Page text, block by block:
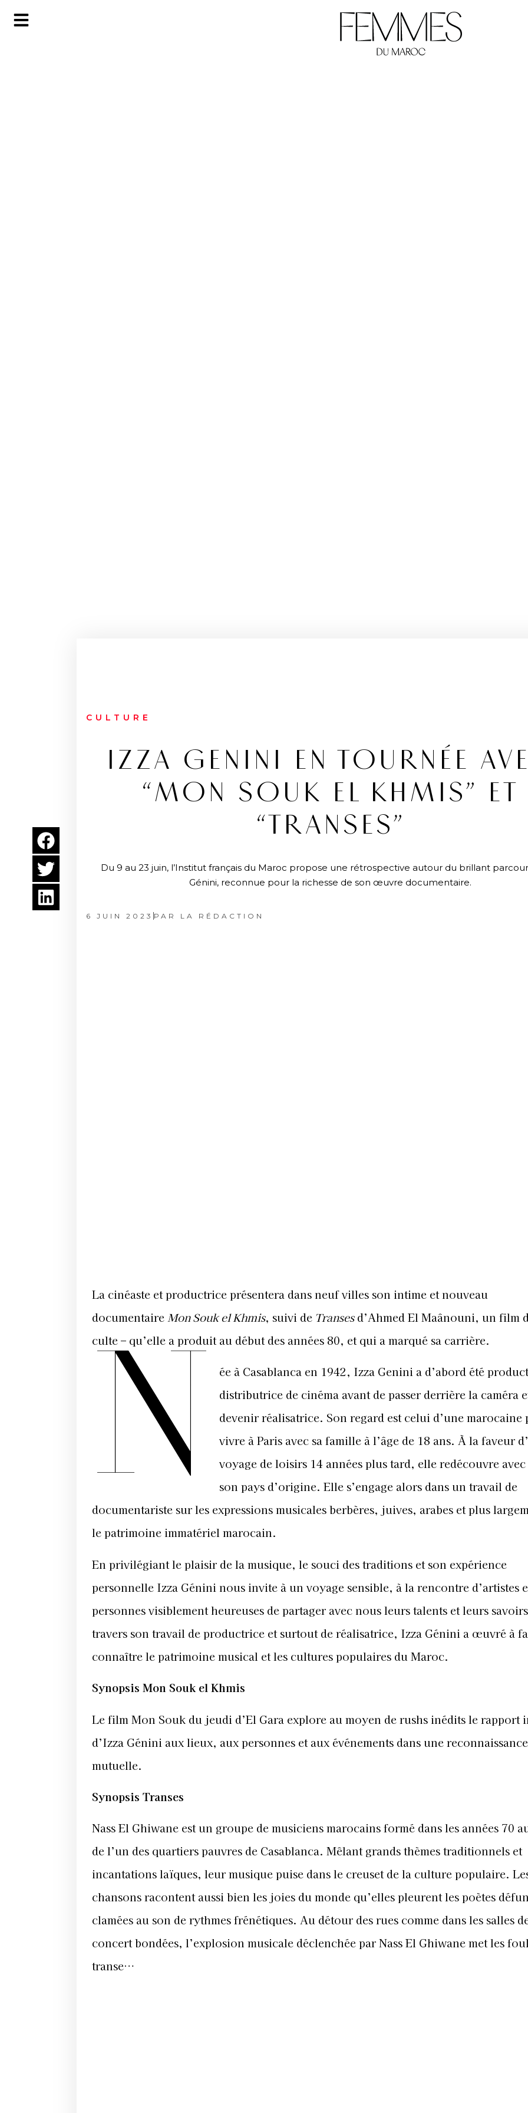
CULTURE
IZZA GENINI EN TOURNÉE
“MON SOUK EL KHMIS” ET
“TRANSES”
Du 9 au 23 juin, l’Institut français du Maroc propose une rétrospective autour du brillant
Génini, reconnue pour la richesse de son œuvre documentaire.
6 JUIN 2023 PAR LA RÉDACTION
La cinéaste et productrice présentera dans neuf villes son intime et nouveau
documentaire Mon Souk el Khmis, suivi de Transesd’Ahmed El Maânouni, un film
culte – qu’elle a produit au début des années 80, et qui a marqué sa carrière.
N
ée à Casablanca en 1942, Izza Genini a d’abord été
distributrice de cinéma avant de passer derrière la caméra
devenir réalisatrice. Son regard est celui d’une marocaine
vivre à Paris avec sa famille à l’âge de 18 ans. À la faveur
voyage de loisirs 14 années plus tard, elle redécouvre
son pays d’origine. Elle s’engage alors dans un travail de
documentariste sur les expressions musicales berbères, juives, arabes et plus
le patrimoine immatériel marocain.
En privilégiant le plaisir de la musique, le souci des traditions et son expérience
personnelle Izza Génini nous invite à un voyage sensible, à la rencontre d’artistes
personnes visiblement heureuses de partager avec nous leurs talents et leurs
travers son travail de productrice et surtout de réalisatrice, Izza Génini a œuvré à
connaître le patrimoine musical et les cultures populaires du Maroc.
Synopsis Mon Souk el Khmis
Le film Mon Souk du jeudi d’El Gara explore au moyen de rushs inédits le rapport
d’Izza Génini aux lieux, aux personnes et aux événements dans une reconnaissance
mutuelle.
Synopsis Transes
Nass El Ghiwane est un groupe de musiciens marocains formé dans les années 70
de l’un des quartiers pauvres de Casablanca. Mêlant grands thèmes traditionnels et
incantations laïques, leur musique puise dans le creuset de la culture populaire.
chansons racontent aussi bien les joies du monde qu’elles pleurent les poètes
clamées au son de rythmes frénétiques. Au détour des rues comme dans les salles
concert bondées, l’explosion musicale déclenchée par Nass El Ghiwane met les
transe…